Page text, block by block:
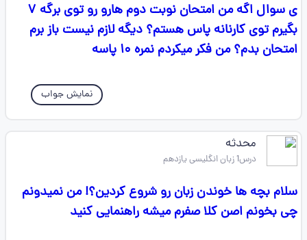
ی سوال اگه من امتحان نوبت دوم هارو رو توی برگه ۷
بگیرم توی کارنانه پاس هستم؟ دیگه لازم نیست باز برم
امتحان بدم؟ من فکر میکردم نمره ۱۰ پاسه
نمایش جواب
محدثه
درس1 زبان انگلیسی یازدهم
سلام بچه ها خوندن زبان رو شروع کردین؟! من نمیدونم
چی بخونم اصن کلا صفرم میشه راهنمایی کنید